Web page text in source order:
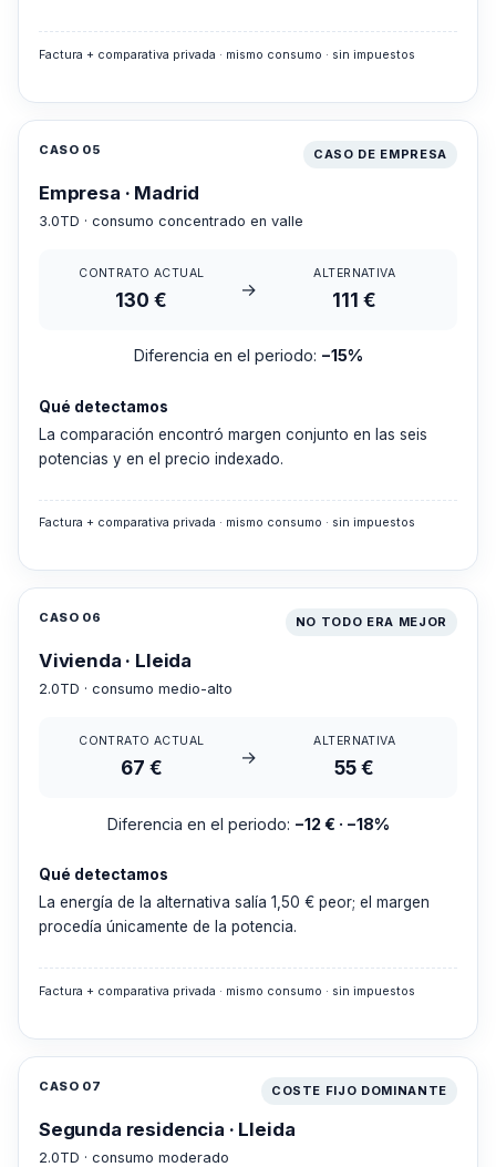
Factura + comparativa privada · mismo consumo · sin impuestos
CASO 05 CASO DE EMPRESA
Empresa · Madrid
3.0TD · consumo concentrado en valle
CONTRATO ACTUAL
130 € →
ALTERNATIVA
111 €
Diferencia en el periodo: −15%
Qué detectamos
La comparación encontró margen conjunto en las seis
potencias y en el precio indexado.
Factura + comparativa privada · mismo consumo · sin impuestos
CASO 06 NO TODO ERA MEJOR
Vivienda · Lleida
2.0TD · consumo medio-alto
CONTRATO ACTUAL
67 € →
ALTERNATIVA
55 €
Diferencia en el periodo: −12 € · −18%
Qué detectamos
La energía de la alternativa salía 1,50 € peor; el margen
procedía únicamente de la potencia.
Factura + comparativa privada · mismo consumo · sin impuestos
CASO 07 COSTE FIJO DOMINANTE
Segunda residencia · Lleida
2.0TD · consumo moderado